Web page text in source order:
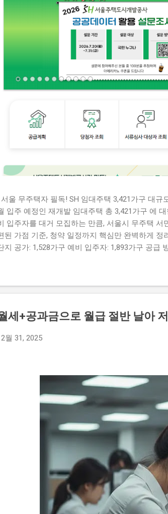
서울 무주택자 필독! SH 임대주택 3,421가구 대
입주 예정인 재개발 임대주택 총 3,421가구 에
입주자를 대거 모집하는 만큼, 서울시 무주택
된 가점 기준, 청약 일정까지 핵심만 완벽하게 정
지 공가: 1,528가구 예비 입주자: 1,893가구 공급
소득 기준 가구당 도시근로자 월평균 소득 70%
4,500만 원 이하 자동차 가액 세대 보유 자동차
입주자 선정 기준과 서류 제출 절차가 대폭 합리
이' 및 '세대원 수' 삭제 '청약저축 납입 횟수'와 '
정 선순위 신청자 수가 공급 가구 수의 200%를 초
세+공과금으로 월급 절반 날아
월 31, 2025